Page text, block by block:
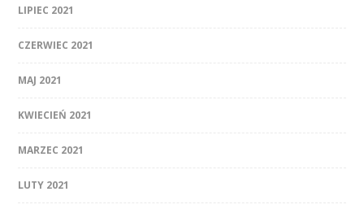
LIPIEC 2021
CZERWIEC 2021
MAJ 2021
KWIECIEŃ 2021
MARZEC 2021
LUTY 2021